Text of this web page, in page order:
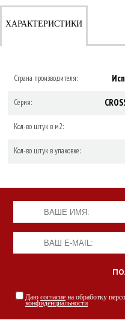
ХАРАКТЕРИСТИКИ
Страна производителя:
Серия:
Кол-во штук в м2:
Кол-во штук в упаковке:
Даю согласие на обработку
конфиденциальности